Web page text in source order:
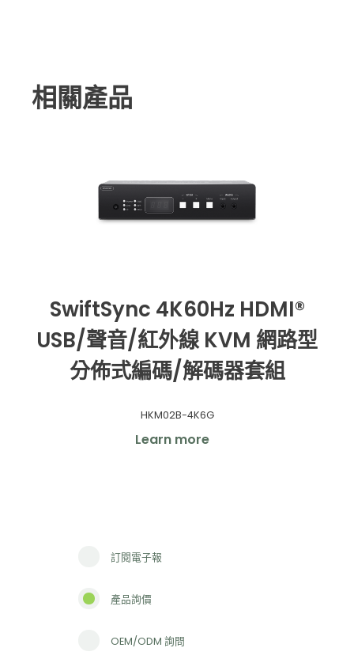
相關產品
SwiftSync 4K60Hz HDMI®
USB/聲音/紅外線 KVM 網路型
分佈式編碼/解碼器套組
HKM02B-4K6G
Learn more
訂閱電子報
產品詢價
OEM/ODM 詢問